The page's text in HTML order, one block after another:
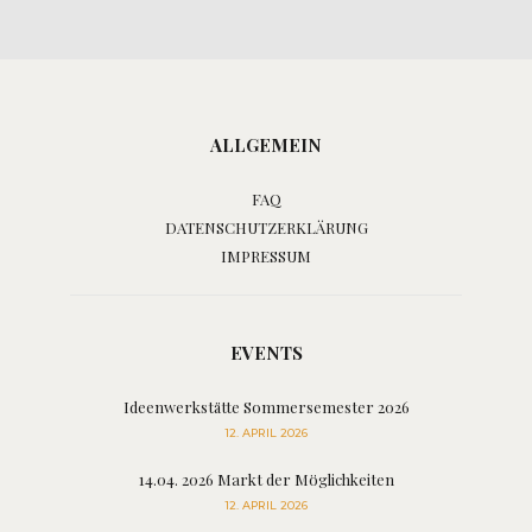
ALLGEMEIN
FAQ
DATENSCHUTZERKLÄRUNG
IMPRESSUM
EVENTS
Ideenwerkstätte Sommersemester 2026
12. APRIL 2026
14.04. 2026 Markt der Möglichkeiten
12. APRIL 2026